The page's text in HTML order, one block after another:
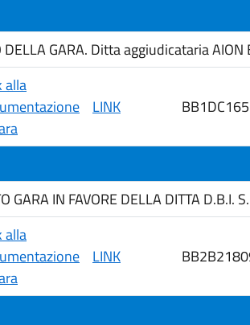
GARA. Ditta aggiudicataria AION
alla
LINK
GARA IN FAVORE DELLA DITTA D.B.I.
alla
LINK